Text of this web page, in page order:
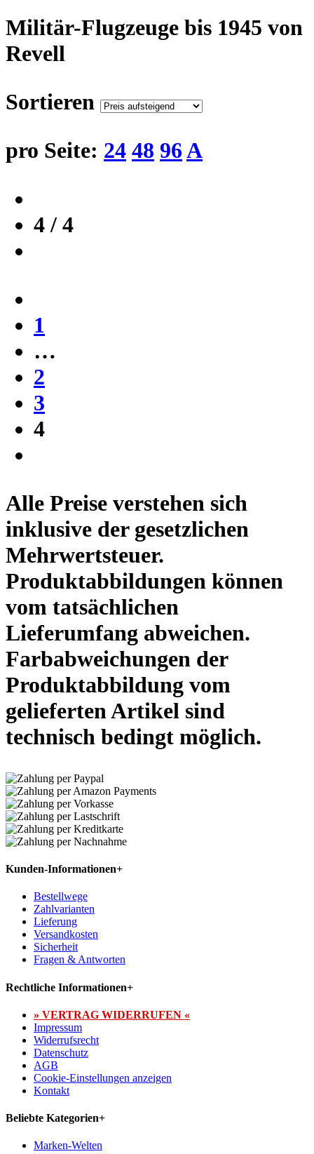
Militär-Flugzeuge bis 1945 von
Revell
Sortieren
pro Seite: 24 48 96A
4 / 4
1
…
2
3
4
Alle Preise verstehen sich
inklusive der gesetzlichen
Mehrwertsteuer.
Produktabbildungen können
vom tatsächlichen
Lieferumfang abweichen.
Farbabweichungen der
Produktabbildung vom
gelieferten Artikel sind
technisch bedingt möglich.
Kunden-Informationen+
Bestellwege
Zahlvarianten
Lieferung
Versandkosten
Sicherheit
Fragen & Antworten
Rechtliche Informationen+
» VERTRAG WIDERRUFEN «
Impressum
Widerrufsrecht
Datenschutz
AGB
Cookie-Einstellungen anzeigen
Kontakt
Beliebte Kategorien+
Marken-Welten